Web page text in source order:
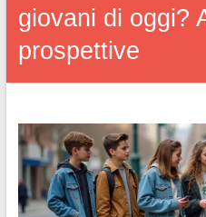
giovani di oggi?
prospettive